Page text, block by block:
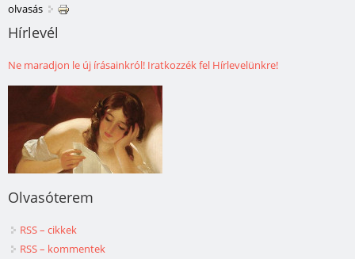
olvasás
Hírlevél
Ne maradjon le új írásainkról! Iratkozzék fel Hírlevelünkre!
Olvasóterem
RSS – cikkek
RSS – kommentek